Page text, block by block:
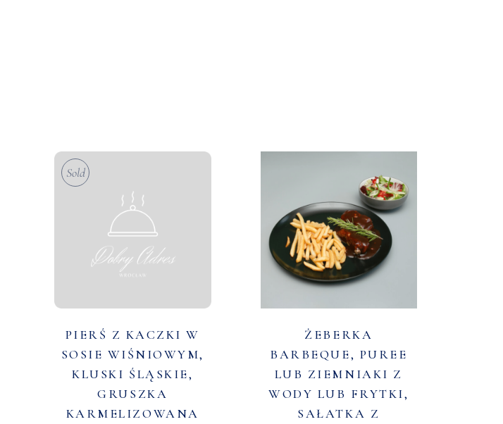
Sold
PIERŚ Z KACZKI W
SOSIE WIŚNIOWYM,
KLUSKI ŚLĄSKIE,
GRUSZKA
KARMELIZOWANA
ŻEBERKA
BARBEQUE, PUREE
LUB ZIEMNIAKI Z
WODY LUB FRYTKI,
SAŁATKA Z